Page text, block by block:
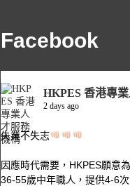
Facebook
HKPES 香港專
2 days ago
失業不失志
因應時代需要，HKPES願意
36-55歲中年職人，提供4-6